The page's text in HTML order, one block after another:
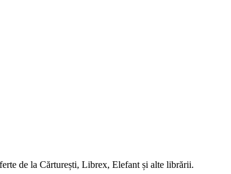
de la Cărturești, Librex, Elefant și alte librării.